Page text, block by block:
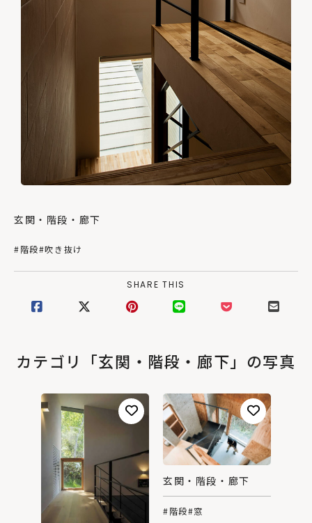
玄関・階段・廊下
#階段#吹き抜け
SHARE THIS
カテゴリ「玄関・階段・廊下」の写真
玄関・階段・廊下
#階段#窓